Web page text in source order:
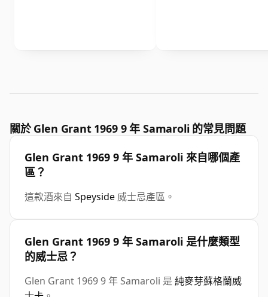
關於 Glen Grant 1969 9 年 Samaroli 的常見問題
Glen Grant 1969 9 年 Samaroli 來自哪個產
區？
這款酒來自 Speyside 威士忌產區。
Glen Grant 1969 9 年 Samaroli 是什麼類型
的威士忌？
Glen Grant 1969 9 年 Samaroli 是 純麥芽蘇格蘭威